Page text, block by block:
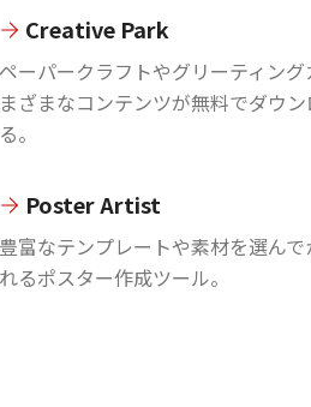
Creative Park
ペーパークラフトやグリーティン
まざまなコンテンツが無料でダウ
る。
Poster Artist
豊富なテンプレートや素材を選ん
れるポスター作成ツール。